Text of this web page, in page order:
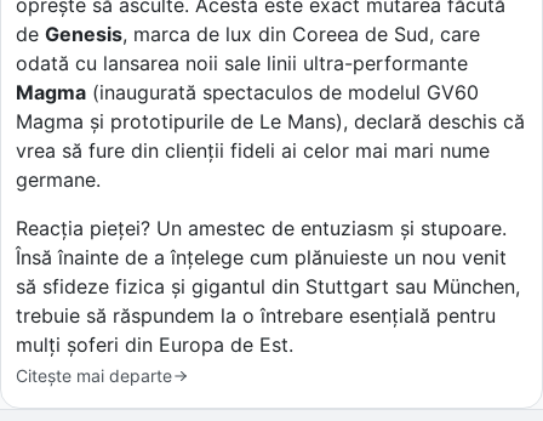
de Genesis, marca de lux din Coreea de Sud, care
odată cu lansarea noii sale linii ultra-performante
Magma (inaugurată spectaculos de modelul GV60
Magma și prototipurile de Le Mans), declară deschis că
vrea să fure din clienții fideli ai celor mai mari nume
germane.
Reacția pieței? Un amestec de entuziasm și stupoare.
Însă înainte de a înțelege cum plănuieste un nou venit
să sfideze fizica și gigantul din Stuttgart sau München,
trebuie să răspundem la o întrebare esențială pentru
mulți șoferi din Europa de Est.
Citește mai departe